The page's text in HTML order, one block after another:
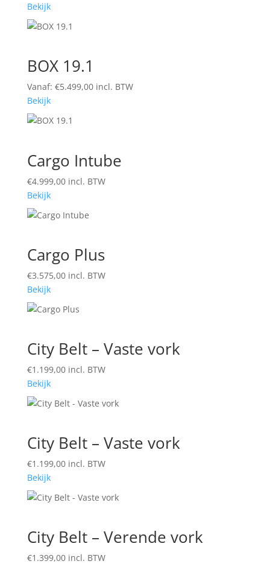
Bekijk
BOX 19.1
Vanaf: €5.499,00incl. BTW
Bekijk
Cargo Intube
€4.999,00incl. BTW
Bekijk
Cargo Plus
€3.575,00incl. BTW
Bekijk
City Belt – Vaste vork
€1.199,00incl. BTW
Bekijk
City Belt – Vaste vork
€1.199,00incl. BTW
Bekijk
City Belt – Verende vork
€1.399,00incl. BTW